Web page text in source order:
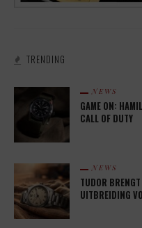
TRENDING
NEWS
GAME ON:
CALL OF DUTY
NEWS
TUDOR
UITBREIDING